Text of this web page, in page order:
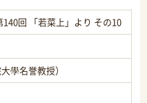
回 「若菜上」より その10
學名誉教授）